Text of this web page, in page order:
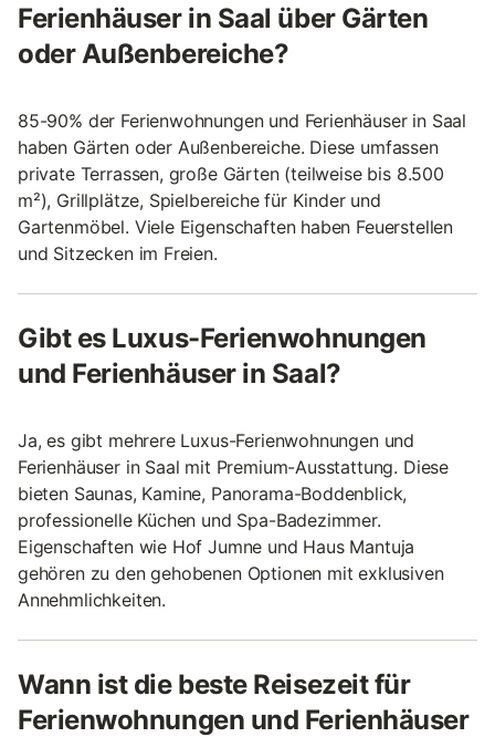
Ferienhäuser in Saal über Gärten
oder Außenbereiche?
85-90% der Ferienwohnungen und Ferienhäuser in Saal
haben Gärten oder Außenbereiche. Diese umfassen
private Terrassen, große Gärten (teilweise bis 8.500
m²), Grillplätze, Spielbereiche für Kinder und
Gartenmöbel. Viele Eigenschaften haben Feuerstellen
und Sitzecken im Freien.
Gibt es Luxus-Ferienwohnungen
und Ferienhäuser in Saal?
Ja, es gibt mehrere Luxus-Ferienwohnungen und
Ferienhäuser in Saal mit Premium-Ausstattung. Diese
bieten Saunas, Kamine, Panorama-Boddenblick,
professionelle Küchen und Spa-Badezimmer.
Eigenschaften wie Hof Jumne und Haus Mantuja
gehören zu den gehobenen Optionen mit exklusiven
Annehmlichkeiten.
Wann ist die beste Reisezeit für
Ferienwohnungen und Ferienhäuser